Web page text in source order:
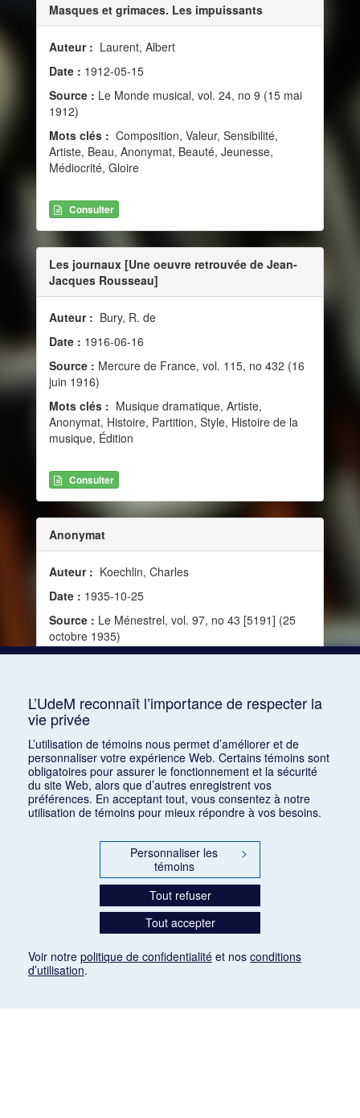
Masques et grimaces. Les impuissants
Auteur : Laurent, Albert
Date : 1912-05-15
Source : Le Monde musical, vol. 24, no 9 (15 mai
1912)
Mots clés : Composition, Valeur, Sensibilité,
Artiste, Beau, Anonymat, Beauté, Jeunesse,
Médiocrité, Gloire
Consulter
Les journaux [Une oeuvre retrouvée de Jean-
Jacques Rousseau]
Auteur : Bury, R. de
Date : 1916-06-16
Source : Mercure de France, vol. 115, no 432 (16
juin 1916)
Mots clés : Musique dramatique, Artiste,
Anonymat, Histoire, Partition, Style, Histoire de la
musique, Édition
Consulter
Anonymat
Auteur : Koechlin, Charles
Date : 1935-10-25
Source : Le Ménestrel, vol. 97, no 43 [5191] (25
octobre 1935)
L’UdeM reconnaît l’importance de respecter la
vie privée
L’utilisation de témoins nous permet d’améliorer et de
personnaliser votre expérience Web. Certains témoins sont
obligatoires pour assurer le fonctionnement et la sécurité
du site Web, alors que d’autres enregistrent vos
préférences. En acceptant tout, vous consentez à notre
utilisation de témoins pour mieux répondre à vos besoins.
Personnaliser les
témoins
>
Tout refuser
Tout accepter
Voir notre politique de confidentialité et nos conditions
d’utilisation.